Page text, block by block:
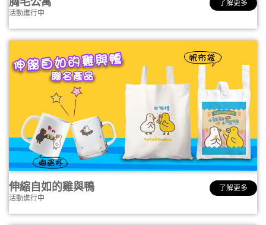
活動進行中
了解更多
伸縮自如的雞與鴨
活動進行中
了解更多